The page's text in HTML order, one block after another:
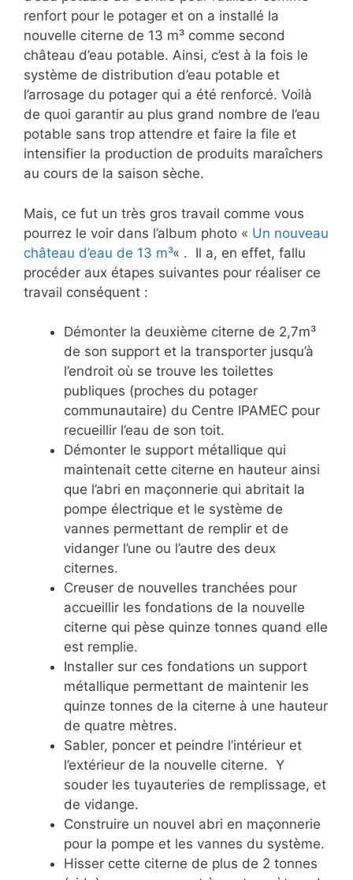
renfort pour le potager et on a installé la
nouvelle citerne de 13 m³ comme second
château d’eau potable. Ainsi, c’est à la fois le
système de distribution d’eau potable et
l’arrosage du potager qui a été renforcé. Voilà
de quoi garantir au plus grand nombre de l’eau
potable sans trop attendre et faire la file et
intensifier la production de produits maraîchers
au cours de la saison sèche.
Mais, ce fut un très gros travail comme vous
pourrez le voir dans l’album photo « Un nouveau
château d’eau de 13 m³« . Il a, en effet, fallu
procéder aux étapes suivantes pour réaliser ce
travail conséquent :
Démonter la deuxième citerne de 2,7m³
de son support et la transporter jusqu’à
l’endroit où se trouve les toilettes
publiques (proches du potager
communautaire) du Centre IPAMEC pour
recueillir l’eau de son toit.
Démonter le support métallique qui
maintenait cette citerne en hauteur ainsi
que l’abri en maçonnerie qui abritait la
pompe électrique et le système de
vannes permettant de remplir et de
vidanger l’une ou l’autre des deux
citernes.
Creuser de nouvelles tranchées pour
accueillir les fondations de la nouvelle
citerne qui pèse quinze tonnes quand elle
est remplie.
Installer sur ces fondations un support
métallique permettant de maintenir les
quinze tonnes de la citerne à une hauteur
de quatre mètres.
Sabler, poncer et peindre l’intérieur et
l’extérieur de la nouvelle citerne. Y
souder les tuyauteries de remplissage, et
de vidange.
Construire un nouvel abri en maçonnerie
pour la pompe et les vannes du système.
Hisser cette citerne de plus de 2 tonnes